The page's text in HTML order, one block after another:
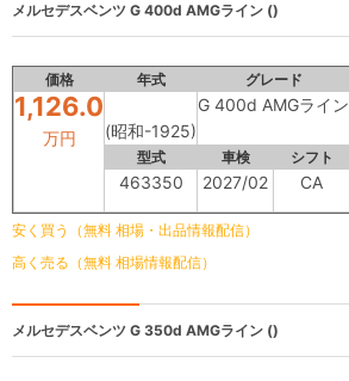
メルセデスベンツ G 400d AMGライン ()
価格 年式 グレード
1,126.0
万円 (昭和-1925)
G 400d AMGライン
型式 車検 シフト
463350 2027/02 CA
安く買う（無料 相場・出品情報配信）
高く売る（無料 相場情報配信）
メルセデスベンツ G 350d AMGライン ()